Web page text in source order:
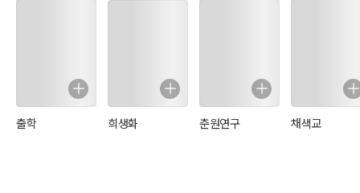
출학 희생화 춘원연구 채색교